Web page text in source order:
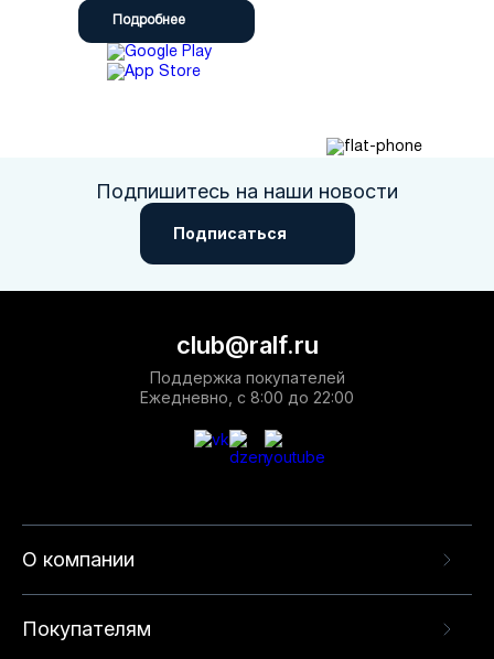
Подробнее
Подпишитесь на наши новости
Подписаться
О компании
Покупателям
club@ralf.ru
Поддержка покупателей
Ежедневно, с 8:00 до 22:00